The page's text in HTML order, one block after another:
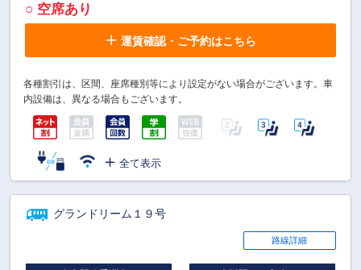
○ 空席あり
運賃確認・ご予約はこちら
各種割引は、区間、座席種別等により設定がない場合がございます。車
内設備は、異なる場合もございます。
全て表示
グランドリーム１９号
路線詳細